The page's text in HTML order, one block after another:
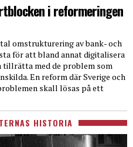
i reformeringen
omstrukturering av bank- och
för att bland annat digitalisera
tillrätta med de problem som
En reform där Sverige och
skall lösas på ett
HISTORIA